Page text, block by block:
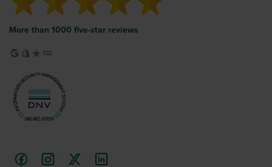
More than 1000 five-star reviews